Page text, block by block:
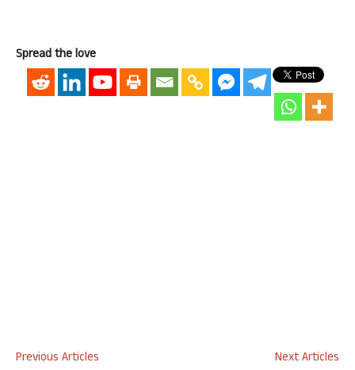
Spread the love
Previous Articles
Next Articles